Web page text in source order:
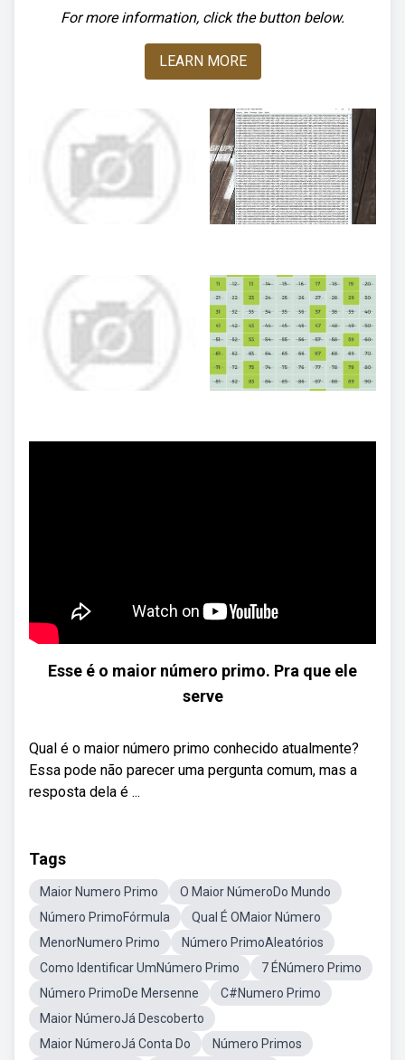
For more information, click the button below.
LEARN MORE
Esse é o maior número primo. Pra que ele
serve
Qual é o maior número primo conhecido atualmente?
Essa pode não parecer uma pergunta comum, mas a
resposta dela é ...
Tags
Maior Numero Primo
O Maior NúmeroDo Mundo
Número PrimoFórmula
Qual É OMaior Número
MenorNumero Primo
Número PrimoAleatórios
Como Identificar UmNúmero Primo
7 ÉNúmero Primo
Número PrimoDe Mersenne
C#Numero Primo
Maior NúmeroJá Descoberto
Maior NúmeroJá Conta Do
Número Primos